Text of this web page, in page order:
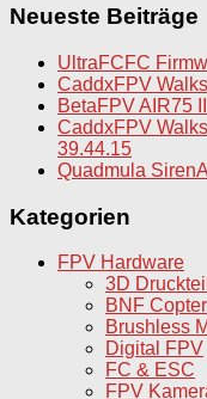
Neueste Beiträge
UltraFCFC
CaddxFPV
BetaFPV AIR75
CaddxFPV
39.44.15
Quadmula
Kategorien
FPV Hardware
3D
BNF Copter
Brushless
Digital FPV
FC & ESC
FPV